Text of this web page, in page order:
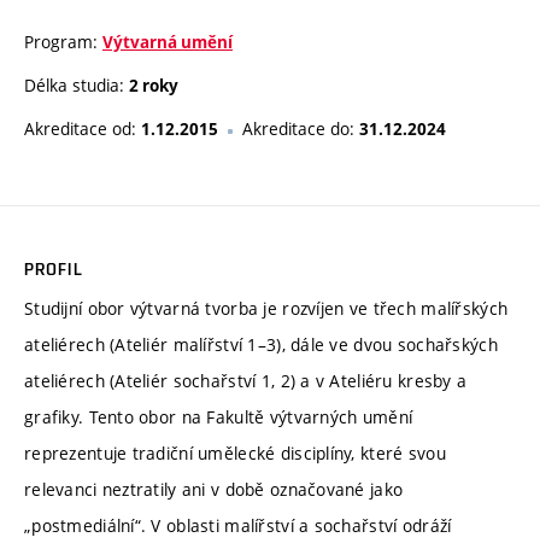
Program: Výtvarná umění
Délka studia: 2 roky
Akreditace od: 1.12.2015 Akreditace do: 31.12.2024
PROFIL
Studijní obor výtvarná tvorba je rozvíjen ve třech malířských
ateliérech (Ateliér malířství 1–3), dále ve dvou sochařských
ateliérech (Ateliér sochařství 1, 2) a v Ateliéru kresby a
grafiky. Tento obor na Fakultě výtvarných umění
reprezentuje tradiční umělecké disciplíny, které svou
relevanci neztratily ani v době označované jako
„postmediální“. V oblasti malířství a sochařství odráží